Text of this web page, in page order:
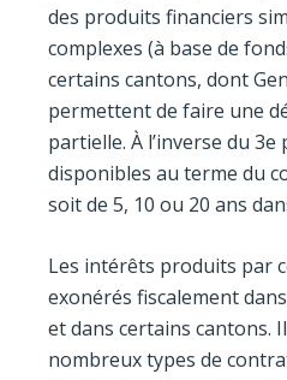
des produits financiers
complexes (à base de
certains cantons, dont
permettent de faire une
partielle. À l’inverse du
disponibles au terme du
soit de 5, 10 ou 20 ans
Les intérêts produits par
exonérés fiscalement
et dans certains cantons.
nombreux types de